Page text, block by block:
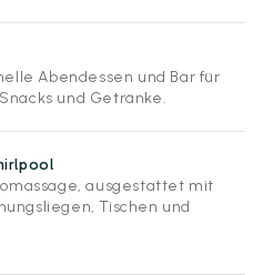
Abendessen und Bar für
und Getränke.
ausgestattet mit
Tischen und